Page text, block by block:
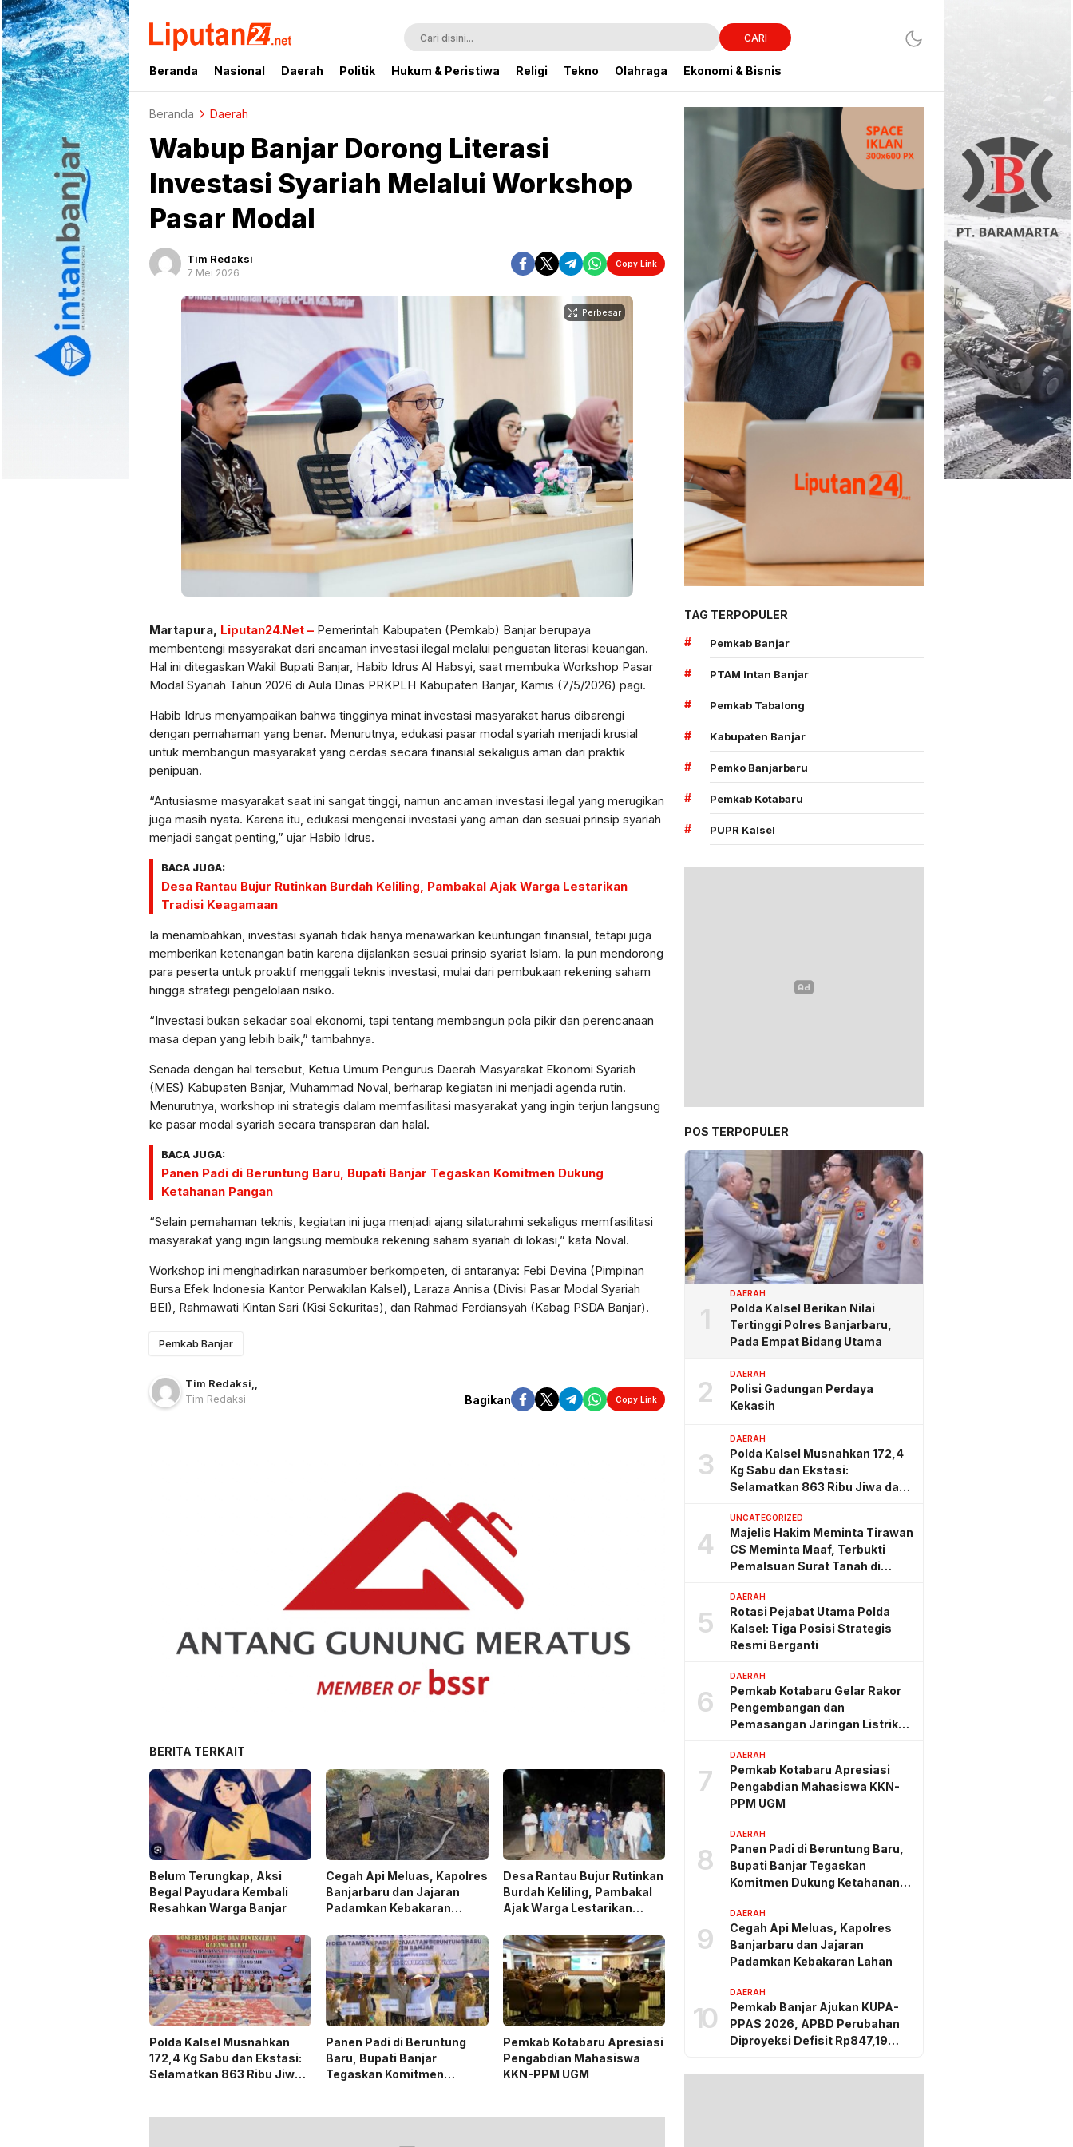
liputan24.net
CARI
Beranda Nasional Daerah Politik Hukum & Peristiwa Religi Tekno Olahraga Ekonomi & Bisnis
Beranda Daerah
Wabup Banjar Dorong Literasi
Investasi Syariah Melalui Workshop
Pasar Modal
Tim Redaksi
7 Mei 2026
Copy Link
Perbesar
Martapura, Liputan24.Net – Pemerintah Kabupaten (Pemkab) Banjar berupaya
membentengi masyarakat dari ancaman investasi ilegal melalui penguatan literasi keuangan.
Hal ini ditegaskan Wakil Bupati Banjar, Habib Idrus Al Habsyi, saat membuka Workshop Pasar
Modal Syariah Tahun 2026 di Aula Dinas PRKPLH Kabupaten Banjar, Kamis (7/5/2026) pagi.
Habib Idrus menyampaikan bahwa tingginya minat investasi masyarakat harus dibarengi
dengan pemahaman yang benar. Menurutnya, edukasi pasar modal syariah menjadi krusial
untuk membangun masyarakat yang cerdas secara finansial sekaligus aman dari praktik
penipuan.
“Antusiasme masyarakat saat ini sangat tinggi, namun ancaman investasi ilegal yang merugikan
juga masih nyata. Karena itu, edukasi mengenai investasi yang aman dan sesuai prinsip syariah
menjadi sangat penting,” ujar Habib Idrus.
BACA JUGA:
Desa Rantau Bujur Rutinkan Burdah Keliling, Pambakal Ajak Warga Lestarikan
Tradisi Keagamaan
Ia menambahkan, investasi syariah tidak hanya menawarkan keuntungan finansial, tetapi juga
memberikan ketenangan batin karena dijalankan sesuai prinsip syariat Islam. Ia pun mendorong
para peserta untuk proaktif menggali teknis investasi, mulai dari pembukaan rekening saham
hingga strategi pengelolaan risiko.
“Investasi bukan sekadar soal ekonomi, tapi tentang membangun pola pikir dan perencanaan
masa depan yang lebih baik,” tambahnya.
Senada dengan hal tersebut, Ketua Umum Pengurus Daerah Masyarakat Ekonomi Syariah
(MES) Kabupaten Banjar, Muhammad Noval, berharap kegiatan ini menjadi agenda rutin.
Menurutnya, workshop ini strategis dalam memfasilitasi masyarakat yang ingin terjun langsung
ke pasar modal syariah secara transparan dan halal.
BACA JUGA:
Panen Padi di Beruntung Baru, Bupati Banjar Tegaskan Komitmen Dukung
Ketahanan Pangan
“Selain pemahaman teknis, kegiatan ini juga menjadi ajang silaturahmi sekaligus memfasilitasi
masyarakat yang ingin langsung membuka rekening saham syariah di lokasi,” kata Noval.
Workshop ini menghadirkan narasumber berkompeten, di antaranya: Febi Devina (Pimpinan
Bursa Efek Indonesia Kantor Perwakilan Kalsel), Laraza Annisa (Divisi Pasar Modal Syariah
BEI), Rahmawati Kintan Sari (Kisi Sekuritas), dan Rahmad Ferdiansyah (Kabag PSDA Banjar).
Pemkab Banjar
Tim Redaksi,,
Tim Redaksi
Bagikan Copy Link
BERITA TERKAIT
Belum Terungkap, Aksi
Begal Payudara Kembali
Resahkan Warga Banjar
Cegah Api Meluas, Kapolres
Banjarbaru dan Jajaran
Padamkan Kebakaran
Desa Rantau Bujur Rutinkan
Burdah Keliling, Pambakal
Ajak Warga Lestarikan
Polda Kalsel Musnahkan
172,4 Kg Sabu dan Ekstasi:
Selamatkan 863 Ribu Jiwa
Panen Padi di Beruntung
Baru, Bupati Banjar
Tegaskan Komitmen
Pemkab Kotabaru Apresiasi
Pengabdian Mahasiswa
KKN-PPM UGM
TAG TERPOPULER
#
Pemkab Banjar
# PTAM Intan Banjar
# Pemkab Tabalong
# Kabupaten Banjar
# Pemko Banjarbaru
# Pemkab Kotabaru
# PUPR Kalsel
POS TERPOPULER
1
DAERAH
Polda Kalsel Berikan Nilai
Tertinggi Polres Banjarbaru,
Pada Empat Bidang Utama
2
DAERAH
Polisi Gadungan Perdaya
Kekasih
3
DAERAH
Polda Kalsel Musnahkan 172,4
Kg Sabu dan Ekstasi:
Selamatkan 863 Ribu Jiwa dan
Triliun
4
UNCATEGORIZED
Majelis Hakim Meminta Tirawan
CS Meminta Maaf, Terbukti
Pemalsuan Surat Tanah di
5
DAERAH
Rotasi Pejabat Utama Polda
Kalsel: Tiga Posisi Strategis
Resmi Berganti
6
DAERAH
Pemkab Kotabaru Gelar Rakor
Pengembangan dan
Pemasangan Jaringan Listrik
7
DAERAH
Pemkab Kotabaru Apresiasi
Pengabdian Mahasiswa KKN-
PPM UGM
8
DAERAH
Panen Padi di Beruntung Baru,
Bupati Banjar Tegaskan
Komitmen Dukung Ketahanan
9
DAERAH
Cegah Api Meluas, Kapolres
Banjarbaru dan Jajaran
Padamkan Kebakaran Lahan
10
DAERAH
Pemkab Banjar Ajukan KUPA-
PPAS 2026, APBD Perubahan
Diproyeksi Defisit Rp847,19